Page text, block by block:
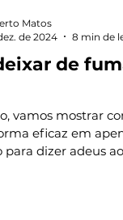
de
vamos mostrar
eficaz em
dizer adeus
Matos
de 2024
8 min de